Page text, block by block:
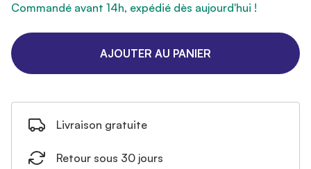
Commandé avant 14h, expédié dès aujourd'hui !
AJOUTER AU PANIER
Livraison gratuite
Retour sous 30 jours